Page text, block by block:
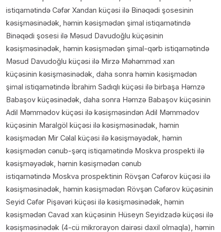
istiqamətində Cəfər Xandan küçəsi ilə Binəqədi şosesinin
kəsişməsinədək, həmin kəsişmədən şimal istiqamətində
Binəqədi şosesi ilə Məsud Davudoğlu küçəsinin
kəsişməsinədək, həmin kəsişmədən şimal-qərb istiqamətində
Məsud Davudoğlu küçəsi ilə Mirzə Məhəmməd xan
küçəsinin kəsişməsinədək, daha sonra həmin kəsişmədən
şimal istiqamətində İbrahim Sadıqlı küçəsi ilə birbaşa Həmzə
Babaşov küçəsinədək, daha sonra Həmzə Babaşov küçəsinin
Adil Məmmədov küçəsi ilə kəsişməsindən Adil Məmmədov
küçəsinin Maralgöl küçəsi ilə kəsişməsinədək, həmin
kəsişmədən Mir Cəlal küçəsi ilə kəsişməyədək, həmin
kəsişmədən cənub-şərq istiqamətində Moskva prospekti ilə
kəsişməyədək, həmin kəsişmədən cənub
istiqamətində Moskva prospektinin Rövşən Cəfərov küçəsi ilə
kəsişməsinədək, həmin kəsişmədən Rövşən Cəfərov küçəsinin
Seyid Cəfər Pişəvəri küçəsi ilə kəsişməsinədək, həmin
kəsişmədən Cavad xan küçəsinin Hüseyn Seyidzadə küçəsi ilə
kəsişməsinədək (4-cü mikrorayon dairəsi daxil olmaqla), həmin